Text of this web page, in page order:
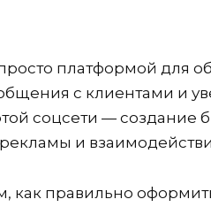
платформой для
с клиентами и
соцсети — создание
и
как правильно